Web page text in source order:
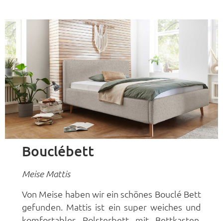
Bouclébett
Meise Mattis
Von Meise haben wir ein schönes Bouclé Bett
gefunden. Mattis ist ein super weiches und